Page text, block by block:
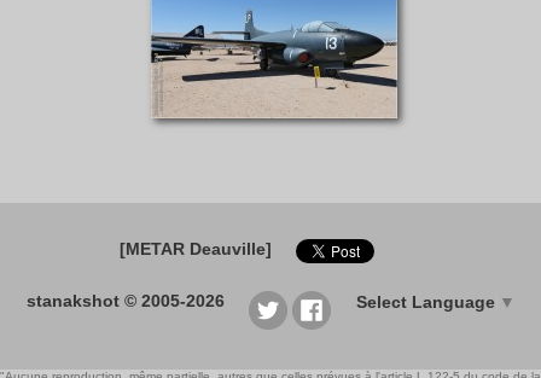
[METAR Deauville]
stanakshot © 2005-2026 Select Language ▼